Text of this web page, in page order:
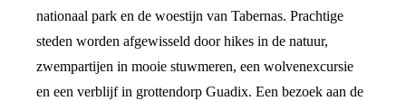
nationaal park en de woestijn van Tabernas. Prachtige
steden worden afgewisseld door hikes in de natuur,
zwempartijen in mooie stuwmeren, een wolvenexcursie
en een verblijf in grottendorp Guadix. Een bezoek aan de